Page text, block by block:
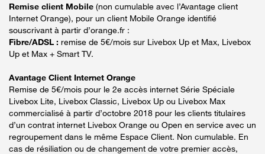
Remise client Mobile (non cumulable avec l’Avantage client
Internet Orange), pour un client Mobile Orange identifié
souscrivant à partir d’orange.fr :
Fibre/ADSL : remise de 5€/mois sur Livebox Up et Max, Livebox
Up et Max + Smart TV.
Avantage Client Internet Orange
Remise de 5€/mois pour le 2e accès internet Série Spéciale
Livebox Lite, Livebox Classic, Livebox Up ou Livebox Max
commercialisé à partir d’octobre 2018 pour les clients titulaires
d’un contrat internet Livebox Orange ou Open en service avec un
regroupement dans le même Espace Client. Non cumulable. En
cas de résiliation ou de changement de votre premier accès,